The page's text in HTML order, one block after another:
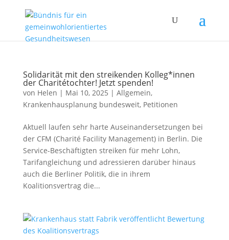
Solidarität mit den streikenden Kolleg*innen
der Charitétochter! Jetzt spenden!
von Helen | Mai 10, 2025 | Allgemein,
Krankenhausplanung bundesweit, Petitionen
Aktuell laufen sehr harte Auseinandersetzungen bei
der CFM (Charité Facility Management) in Berlin. Die
Service-Beschäftigten streiken für mehr Lohn,
Tarifangleichung und adressieren darüber hinaus
auch die Berliner Politik, die in ihrem
Koalitionsvertrag die...